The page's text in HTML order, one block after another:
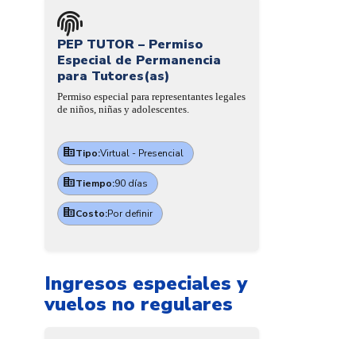
PEP TUTOR – Permiso
Especial de Permanencia
para Tutores(as)
Permiso especial para representantes legales
de niños, niñas y adolescentes.
Tipo:Virtual - Presencial
Tiempo:90 días
Costo:Por definir
Ingresos especiales y
vuelos no regulares